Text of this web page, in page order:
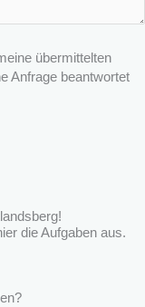
übermittelten
Anfrage beantwortet
die Aufgaben aus.